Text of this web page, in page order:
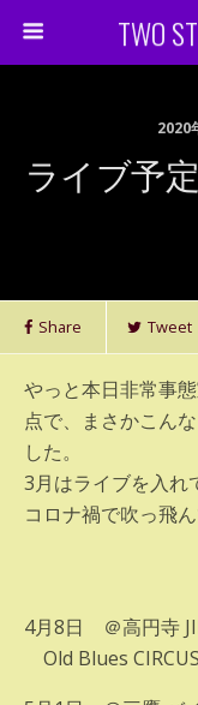
TWO
2020
ライブ予
Share Tweet
やっと本日非常事
点で、まさかこん
した。
3月はライブを入れ
コロナ禍で吹っ飛
4月8日 ＠高円寺
Old Blues CIRCUS